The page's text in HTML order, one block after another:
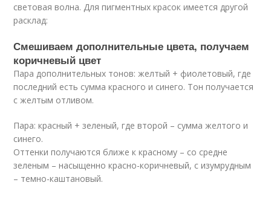
световая волна. Для пигментных красок имеется другой
расклад:
Смешиваем дополнительные цвета, получаем
коричневый цвет
Пара дополнительных тонов: желтый + фиолетовый, где
последний есть сумма красного и синего. Тон получается
с желтым отливом.
Пара: красный + зеленый, где второй – сумма желтого и
синего.
Оттенки получаются ближе к красному – со средне
зеленым – насыщенно красно-коричневый, с изумрудным
– темно-каштановый.